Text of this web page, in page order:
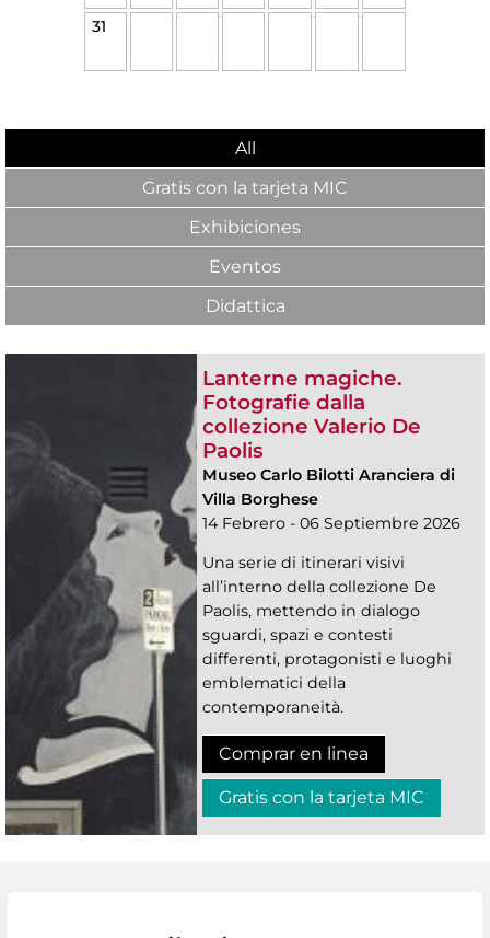
31
All
Gratis con la tarjeta MIC
Exhibiciones
Eventos
Didattica
Lanterne magiche.
Fotografie dalla
collezione Valerio De
Paolis
Museo Carlo Bilotti Aranciera di
Villa Borghese
14 Febrero - 06 Septiembre 2026
Una serie di itinerari visivi
all’interno della collezione De
Paolis, mettendo in dialogo
sguardi, spazi e contesti
differenti, protagonisti e luoghi
emblematici della
contemporaneità.
Comprar en linea
Gratis con la tarjeta MIC